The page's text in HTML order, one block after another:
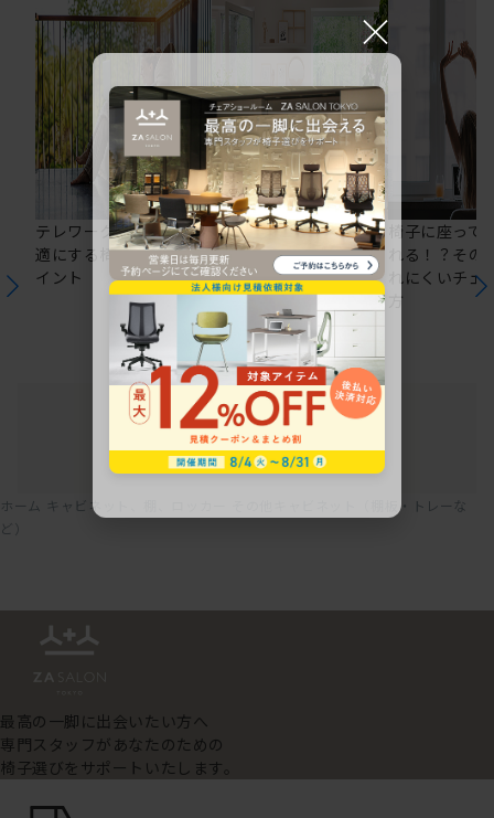
テレワークの仕事を快
適にする椅子選びのポ
イント
在宅ワークにおすすめ
のオフィスチェア5選
椅子に座っ
れる！？その
れにくいチェ
方
ホーム キャビネット、棚、ロッカー
その他キャビネット（棚板・トレーな
ど）
最高の一脚に出会いたい方へ
専門スタッフがあなたのための
椅子選びをサポートいたします。
×